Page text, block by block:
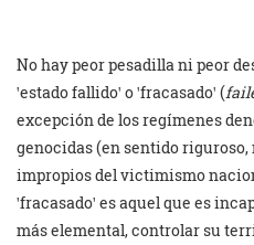
No hay peor pesadilla ni peor
ꞌestado fallidoꞌ o ꞌfracasadoꞌ (
excepción de los regímenes
genocidas (en sentido riguroso,
impropios del victimismo
ꞌfracasadoꞌ es aquel que es
más elemental, controlar su